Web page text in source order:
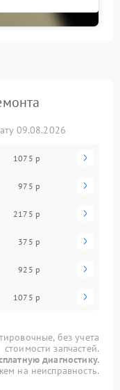
09.08.2026
1075 р
975 р
2175 р
375 р
925 р
1075 р
без учета
стоимости запчастей.
диагностику.
на неисправность.